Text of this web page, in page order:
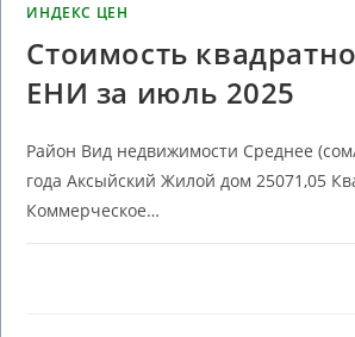
ИНДЕКС ЦЕН
Стоимость
ЕНИ за июль 2025
Район Вид недвижимости Среднее
года Аксыйский Жилой дом 25071,05
Коммерческое…